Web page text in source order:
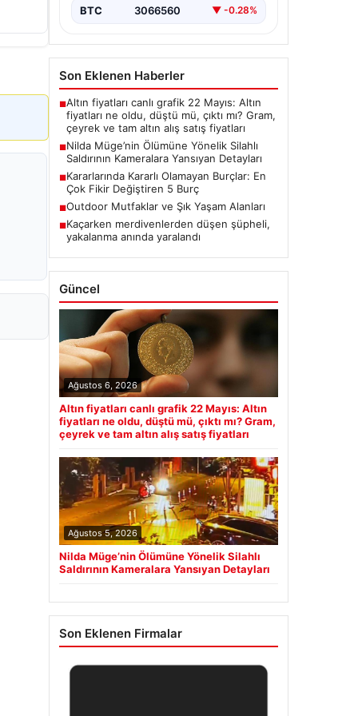
BTC 3066560 ▼ -0.28%
Son Eklenen Haberler
■Altın fiyatları canlı grafik 22 Mayıs: Altın
fiyatları ne oldu, düştü mü, çıktı mı? Gram,
çeyrek ve tam altın alış satış fiyatları
■Nilda Müge’nin Ölümüne Yönelik Silahlı
Saldırının Kameralara Yansıyan Detayları
■Kararlarında Kararlı Olamayan Burçlar: En
Çok Fikir Değiştiren 5 Burç
■Outdoor Mutfaklar ve Şık Yaşam Alanları
■Kaçarken merdivenlerden düşen şüpheli,
yakalanma anında yaralandı
Güncel
Ağustos 6, 2026
Altın fiyatları canlı grafik 22 Mayıs: Altın
fiyatları ne oldu, düştü mü, çıktı mı? Gram,
çeyrek ve tam altın alış satış fiyatları
Ağustos 5, 2026
Nilda Müge’nin Ölümüne Yönelik Silahlı
Saldırının Kameralara Yansıyan Detayları
Son Eklenen Firmalar